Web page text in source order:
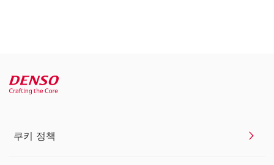
쿠키 정책